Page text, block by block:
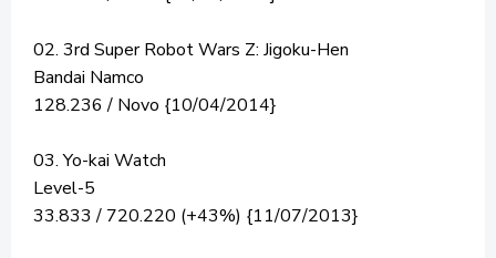
02. 3rd Super Robot Wars Z: Jigoku-Hen
Bandai Namco
128.236 / Novo {10/04/2014}
03. Yo-kai Watch
Level-5
33.833 / 720.220 (+43%) {11/07/2013}